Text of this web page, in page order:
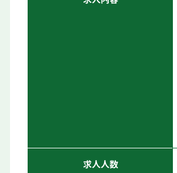
求人人数